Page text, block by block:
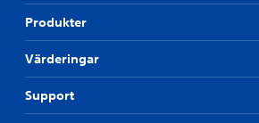
Produkter
Värderingar
Support